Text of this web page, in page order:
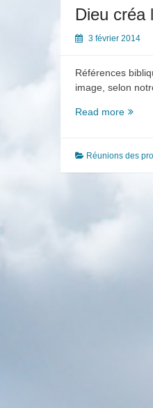
Dieu créa
3 février 2014
Références
image, selon
Read moreDieu
à
Réunions des